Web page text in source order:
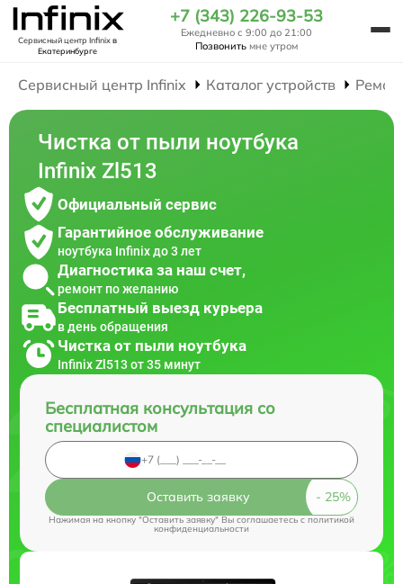
Сервисный центр Infinixв
Екатеринбурге
+7 (343) 226-93-53
Ежедневно с 9:00 до 21:00
Позвонить мне утром
Сервисный центр Infinix Каталог устройств
Чистка от пыли ноутбука
Infinix Zl513
Официальный сервис
Гарантийное обслуживание
ноутбука Infinix до 3 лет
Диагностика за наш счет,
ремонт по желанию
Бесплатный выезд курьера
в день обращения
Чистка от пыли ноутбука
Infinix Zl513 от 35 минут
Бесплатная консультация со
специалистом
Оставить заявку
Нажимая на кнопку "Оставить заявку" Вы соглашаетесь cполитикой
конфиденциальности